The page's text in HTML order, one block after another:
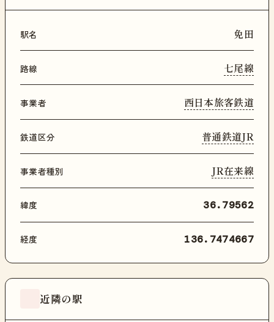
駅名 免田
路線 七尾線
事業者 西日本旅客鉄道
鉄道区分 普通鉄道JR
事業者種別 JR在来線
緯度 36.79562
経度 136.7474667
近隣の駅